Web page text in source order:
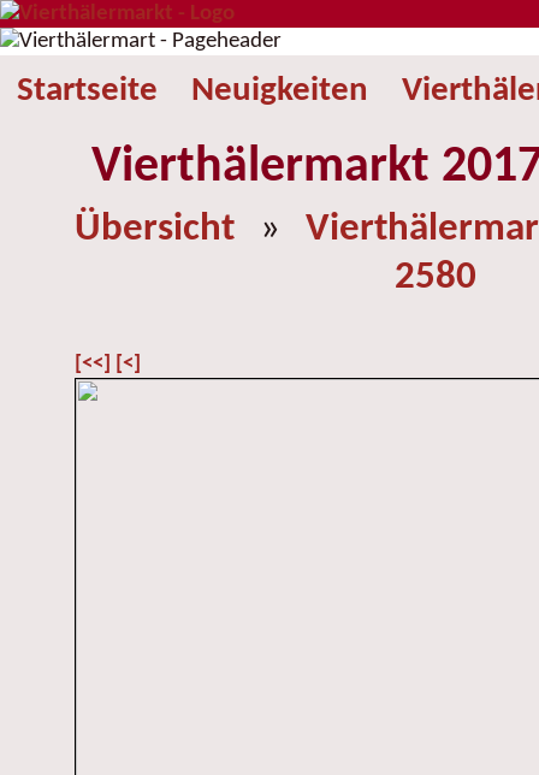
Startseite Neuigkeiten
Vierthälermarkt
Übersicht »
2580
[<<] [<]